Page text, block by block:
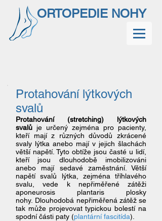
ORTOPEDIE NOHY
Protahování lýtkových
svalů
Protahování (stretching) lýtkových
svalů je určený zejména pro pacienty,
kteří mají z různých důvodů zkrácené
svaly lýtka anebo mají v jejich šlachách
větší napětí. Tyto obtíže jsou časté u lidí,
kteří jsou dlouhodobě imobilizováni
anebo mají sedavé zaměstnání. Větší
napětí svalů lýtka, zejména tříhlavého
svalu, vede k nepřiměřené zátěži
aponeurosis plantaris plosky
nohy. Dlouhodobá nepřiměřená zátěž se
tak může projevovat typickou bolestí na
spodní části paty (plantární fascitída).